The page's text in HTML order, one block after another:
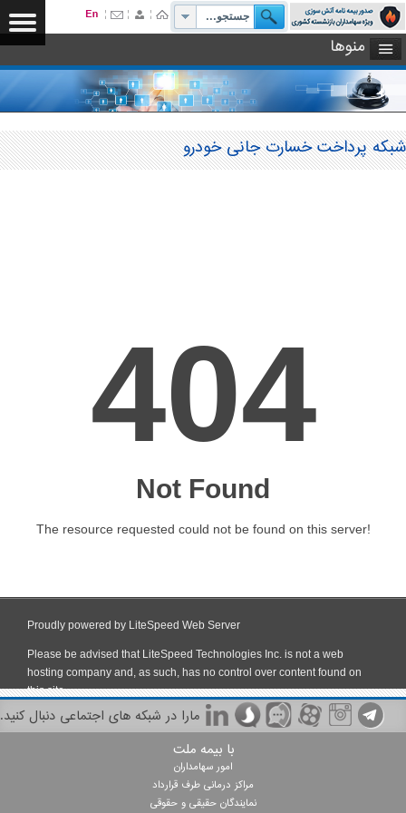
منوها
شبکه پرداخت خسارت جانی خودرو
مارا در شبکه های اجتماعی دنبال کنید.
با بیمه ملت
امور سهامداران
مراکز درمانی طرف قرارداد
نمایندگان حقیقی و حقوقی